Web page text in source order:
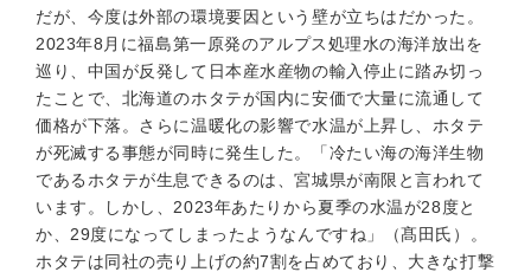
だが、今度は外部の環境要因という壁が立ちはだかった。
2023年8月に福島第一原発のアルプス処理水の海洋放出を
巡り、中国が反発して日本産水産物の輸入停止に踏み切っ
たことで、北海道のホタテが国内に安価で大量に流通して
価格が下落。さらに温暖化の影響で水温が上昇し、ホタテ
が死滅する事態が同時に発生した。「冷たい海の海洋生物
であるホタテが生息できるのは、宮城県が南限と言われて
います。しかし、2023年あたりから夏季の水温が28度と
か、29度になってしまったようなんですね」（髙田氏）。
ホタテは同社の売り上げの約7割を占めており、大きな打撃